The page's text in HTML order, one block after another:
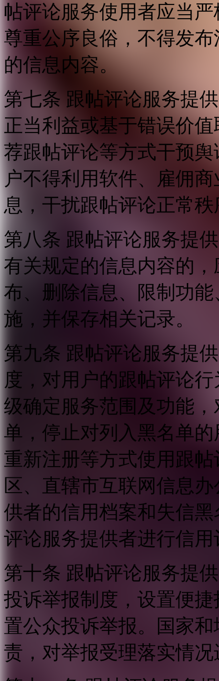
帖评论服务使用者应当
尊重公序良俗，不得发
的信息内容。
第七条 跟帖评论服务提
正当利益或基于错误价
荐跟帖评论等方式干预
户不得利用软件、雇佣
息，干扰跟帖评论正常
第八条 跟帖评论服务提
有关规定的信息内容的
布、删除信息、限制功
施，并保存相关记录。
第九条 跟帖评论服务提
度，对用户的跟帖评论
级确定服务范围及功能
单，停止对列入黑名单
重新注册等方式使用跟
区、直辖市互联网信息
供者的信用档案和失信
评论服务提供者进行信用
第十条 跟帖评论服务提
投诉举报制度，设置便
置公众投诉举报。国家
责，对举报受理落实情